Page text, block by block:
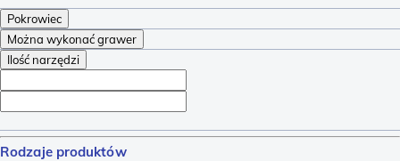
Pokrowiec
Można wykonać grawer
Ilość narzędzi
Rodzaje produktów